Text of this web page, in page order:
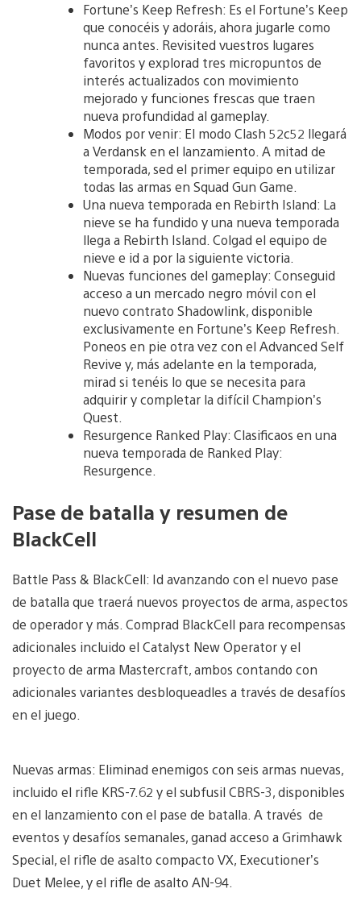
Fortune’s Keep Refresh: Es el Fortune’s Keep
que conocéis y adoráis, ahora jugarle como
nunca antes. Revisited vuestros lugares
favoritos y explorad tres micropuntos de
interés actualizados con movimiento
mejorado y funciones frescas que traen
nueva profundidad al gameplay.
Modos por venir: El modo Clash 52c52 llegará
a Verdansk en el lanzamiento. A mitad de
temporada, sed el primer equipo en utilizar
todas las armas en Squad Gun Game.
Una nueva temporada en Rebirth Island: La
nieve se ha fundido y una nueva temporada
llega a Rebirth Island. Colgad el equipo de
nieve e id a por la siguiente victoria.
Nuevas funciones del gameplay: Conseguid
acceso a un mercado negro móvil con el
nuevo contrato Shadowlink, disponible
exclusivamente en Fortune’s Keep Refresh.
Poneos en pie otra vez con el Advanced Self
Revive y, más adelante en la temporada,
mirad si tenéis lo que se necesita para
adquirir y completar la difícil Champion’s
Quest.
Resurgence Ranked Play: Clasificaos en una
nueva temporada de Ranked Play:
Resurgence.
Pase de batalla y resumen de
BlackCell
Battle Pass & BlackCell: Id avanzando con el nuevo pase
de batalla que traerá nuevos proyectos de arma, aspectos
de operador y más. Comprad BlackCell para recompensas
adicionales incluido el Catalyst New Operator y el
proyecto de arma Mastercraft, ambos contando con
adicionales variantes desbloqueadles a través de desafíos
en el juego.
Nuevas armas: Eliminad enemigos con seis armas nuevas,
incluido el rifle KRS-7.62 y el subfusil CBRS-3, disponibles
en el lanzamiento con el pase de batalla. A través de
eventos y desafíos semanales, ganad acceso a Grimhawk
Special, el rifle de asalto compacto VX, Executioner’s
Duet Melee, y el rifle de asalto AN-94.